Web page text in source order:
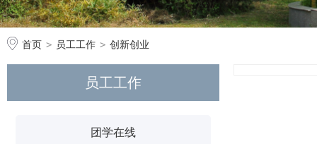
首页 > 员工工作 > 创新创业
员工工作
团学在线